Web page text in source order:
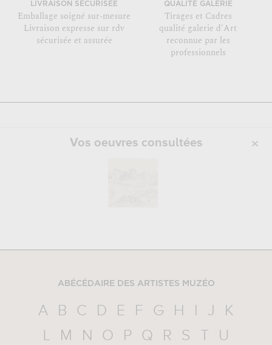
LIVRAISON SÉCURISÉE
Emballage soigné sur-mesure
Livraison expresse sur rdv
sécurisée et assurée
QUALITÉ GALERIE
Tirages et Cadres
qualité galerie d'Art
reconnue par les
professionnels
Vos oeuvres consultées
ABÉCÉDAIRE DES ARTISTES MUZÉO
A B C D E F G H I J
K
L
M N O P Q R S T
U